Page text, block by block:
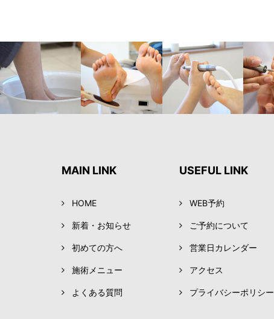
MAIN LINK
HOME
新着・お知らせ
初めての方へ
施術メニュー
よくある質問
USEFUL LINK
WEB予約
ご予約について
営業日カレンダー
アクセス
プライバシーポリシー